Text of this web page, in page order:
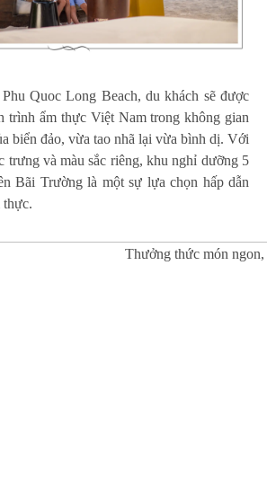
Quoc Long Beach, du khách sẽ được
trình ẩm thực Việt Nam trong không gian
biển đảo, vừa tao nhã lại vừa bình dị. Với
trưng và màu sắc riêng, khu nghỉ dưỡng 5
Bãi Trường là một sự lựa chọn hấp dẫn
thực.